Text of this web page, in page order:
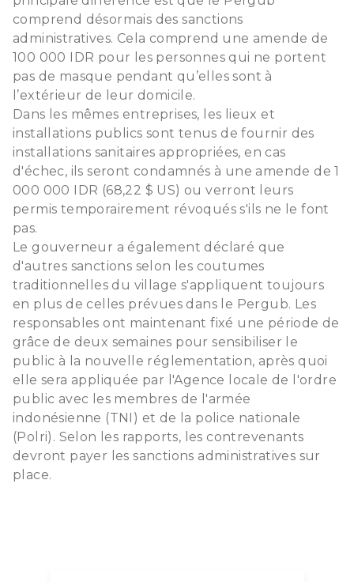
comprend désormais des sanctions
administratives. Cela comprend une amende de
100 000 IDR pour les personnes qui ne portent
pas de masque pendant qu’elles sont à
l’extérieur de leur domicile.
Dans les mêmes entreprises, les lieux et
installations publics sont tenus de fournir des
installations sanitaires appropriées, en cas
d'échec, ils seront condamnés à une amende de 1
000 000 IDR (68,22 $ US) ou verront leurs
permis temporairement révoqués s'ils ne le font
pas.
Le gouverneur a également déclaré que
d'autres sanctions selon les coutumes
traditionnelles du village s'appliquent toujours
en plus de celles prévues dans le Pergub. Les
responsables ont maintenant fixé une période de
grâce de deux semaines pour sensibiliser le
public à la nouvelle réglementation, après quoi
elle sera appliquée par l'Agence locale de l'ordre
public avec les membres de l'armée
indonésienne (TNI) et de la police nationale
(Polri). Selon les rapports, les contrevenants
devront payer les sanctions administratives sur
place.